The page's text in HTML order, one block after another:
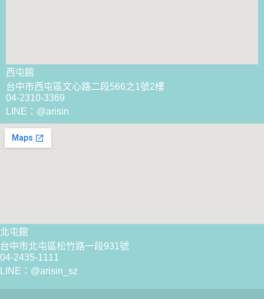
西屯館
台中市西屯區文心路二段566之1號2樓
04-2310-3369
LINE：@arisin
北屯館
台中市北屯區松竹路一段931號
04-2435-1111
LINE： @arisin_sz